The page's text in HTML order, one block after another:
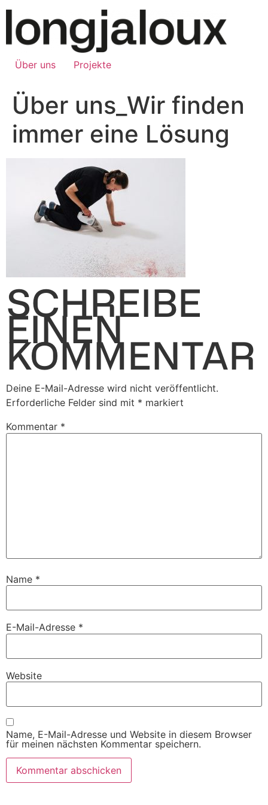
Über uns Projekte
Über uns_Wir finden
immer eine Lösung
SCHREIBE
EINEN
KOMMENTAR
Deine E-Mail-Adresse wird nicht veröffentlicht.
Erforderliche Felder sind mit * markiert
Kommentar *
Name *
E-Mail-Adresse *
Website
Name, E-Mail-Adresse und Website in diesem Browser
für meinen nächsten Kommentar speichern.